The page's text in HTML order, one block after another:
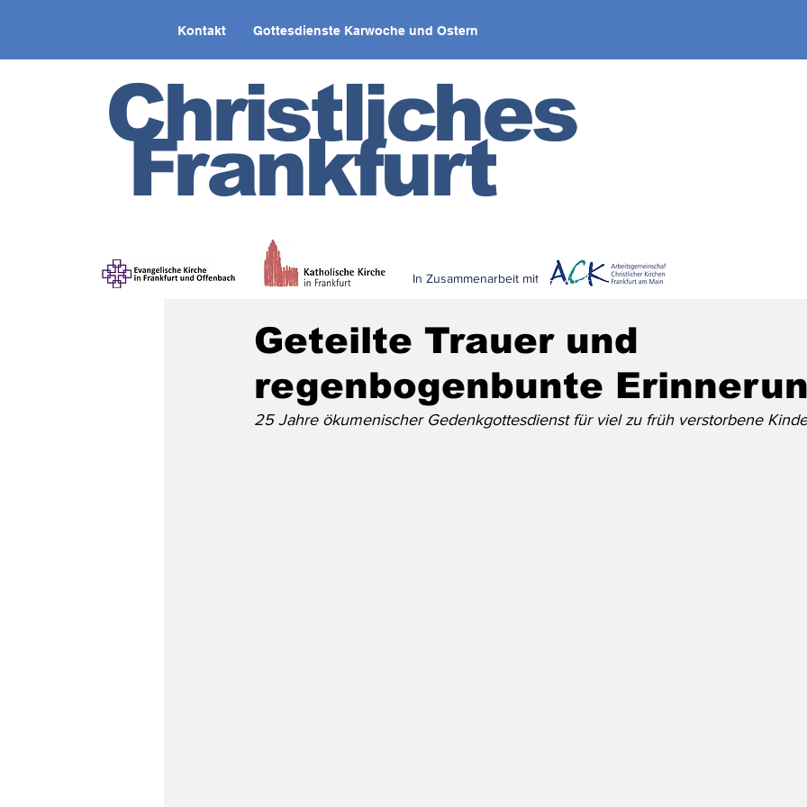
Kontakt Gottesdienste Karwoche und Ostern
Christliches
Frankfurt
In Zusammenarbeit mit< zurück
Geteilte Trauer und
regenbogenbunte
25 Jahre ökumenischer Gedenkgottesdienst für viel zu früh verstorbene